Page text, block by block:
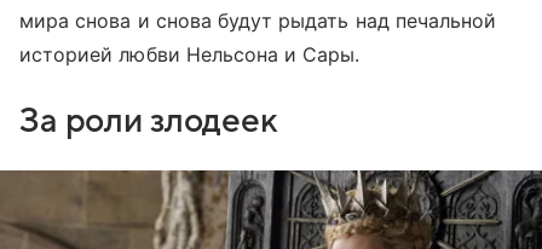
мира снова и снова будут рыдать над печальной
историей любви Нельсона и Сары.
За роли злодеек